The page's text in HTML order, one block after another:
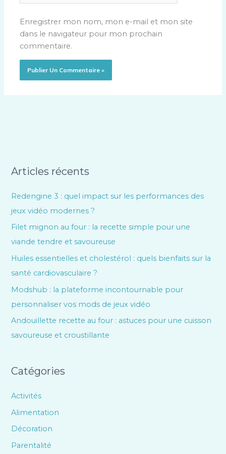
Enregistrer mon nom, mon e-mail et mon site
dans le navigateur pour mon prochain
commentaire.
Articles récents
Redengine 3 : quel impact sur les performances des
jeux vidéo modernes ?
Filet mignon au four : la recette simple pour une
viande tendre et savoureuse
Huiles essentielles et cholestérol : quels bienfaits sur la
santé cardiovasculaire ?
Modshub : la plateforme incontournable pour
personnaliser vos mods de jeux vidéo
Andouillette recette au four : astuces pour une cuisson
savoureuse et croustillante
Catégories
Activités
Alimentation
Décoration
Parentalité